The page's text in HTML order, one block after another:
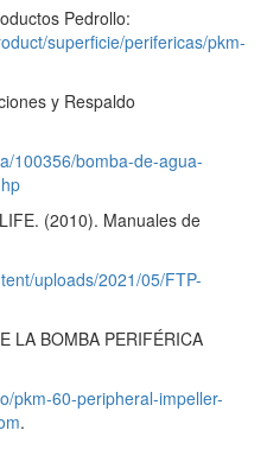
Pedrollo:
superficie/perifericas/pkm-
y Respaldo
100356/bomba-de-agua-
(2010). Manuales de
uploads/2021/05/FTP-
LA BOMBA PERIFÉRICA
pkm-60-peripheral-impeller-
.